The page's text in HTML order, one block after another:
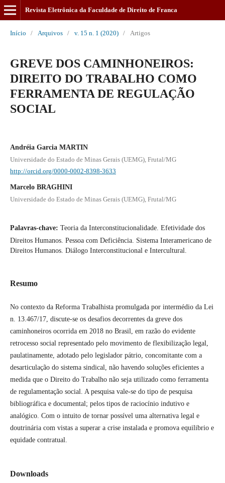
Revista Eletrônica da Faculdade de Direito de Franca
Início / Arquivos / v. 15 n. 1 (2020) / Artigos
GREVE DOS CAMINHONEIROS:
DIREITO DO TRABALHO COMO
FERRAMENTA DE REGULAÇÃO
SOCIAL
Andréia Garcia MARTIN
Universidade do Estado de Minas Gerais (UEMG), Frutal/MG
http://orcid.org/0000-0002-8398-3633
Marcelo BRAGHINI
Universidade do Estado de Minas Gerais (UEMG), Frutal/MG
Palavras-chave: Teoria da Interconstitucionalidade. Efetividade dos
Direitos Humanos. Pessoa com Deficiência. Sistema Interamericano de
Direitos Humanos. Diálogo Interconstitucional e Intercultural.
Resumo
No contexto da Reforma Trabalhista promulgada por intermédio da Lei
n. 13.467/17, discute-se os desafios decorrentes da greve dos
caminhoneiros ocorrida em 2018 no Brasil, em razão do evidente
retrocesso social representado pelo movimento de flexibilização legal,
paulatinamente, adotado pelo legislador pátrio, concomitante com a
desarticulação do sistema sindical, não havendo soluções eficientes a
medida que o Direito do Trabalho não seja utilizado como ferramenta
de regulamentação social. A pesquisa vale-se do tipo de pesquisa
bibliográfica e documental; pelos tipos de raciocínio indutivo e
analógico. Com o intuito de tornar possível uma alternativa legal e
doutrinária com vistas a superar a crise instalada e promova equilibrio e
equidade contratual.
Downloads